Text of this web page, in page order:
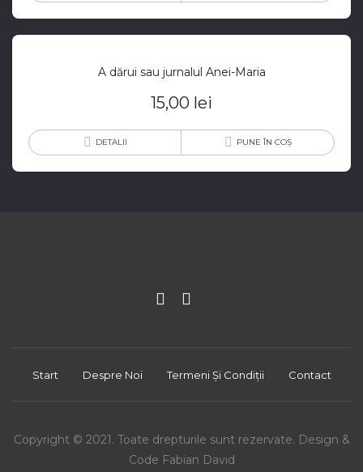
A dărui sau jurnalul Anei-Maria
15,00 lei
DETALII PUNE ÎN COȘ
Start Despre Noi Termeni Și Condiții Contact
Copyright © 2021. Toate drepturile sunt rezervate. Design &
Code Fabian David